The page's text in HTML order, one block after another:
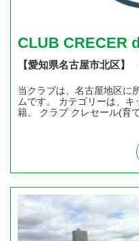
CLUB CRECER
【愛知県名古屋市北区
当クラブは、名古屋地区に
ムです。 カテゴリーは、
籍。 クラブ クレセール(育